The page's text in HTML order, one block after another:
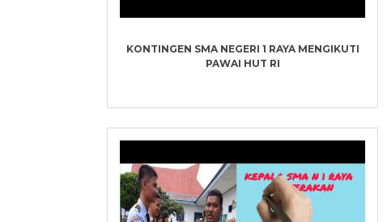
KONTINGEN SMA NEGERI 1 RAYA MENGIKUTI
PAWAI HUT RI